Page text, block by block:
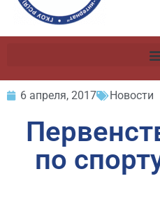
6 апреля, 2017 Новости
по